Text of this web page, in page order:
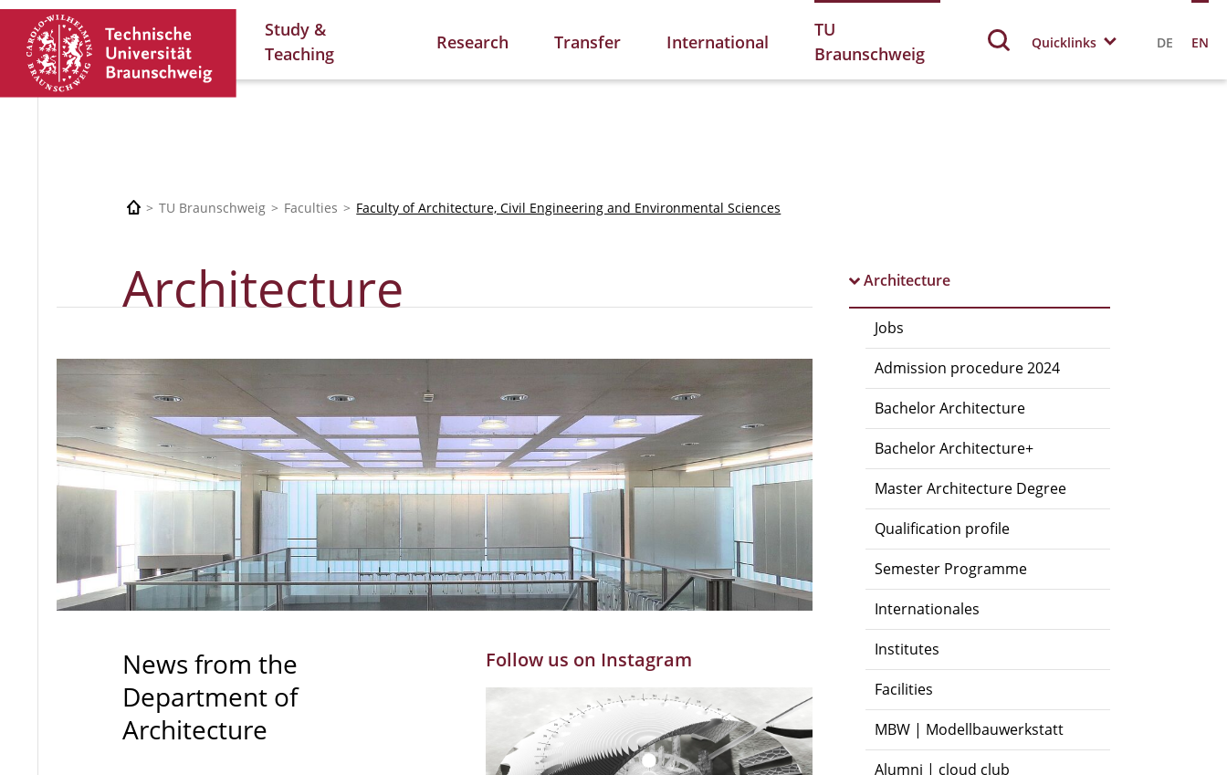
Study &
Teaching
Research Transfer International
TU
Braunschweig
Quicklinks DE EN
TU Braunschweig Faculties Faculty of Architecture, Civil Engineering and Environmental Sciences
Architecture
Jobs
Admission procedure 2024
Bachelor Architecture
Bachelor Architecture+
Master Architecture Degree
Qualification profile
Semester Programme
Internationales
Institutes
Facilities
MBW | Modellbauwerkstatt
Alumni | cloud club
Architecture
News from the
Department of
Architecture
Follow us on Instagram